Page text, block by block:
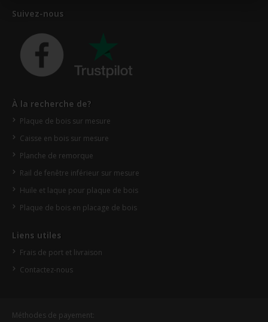
Suivez-nous
À la recherche de?
Plaque de bois sur mesure
Caisse en bois sur mesure
Planche de remorque
Rail de fenêtre inférieur sur mesure
Huile et laque pour plaque de bois
Plaque de bois en placage de bois
Liens utiles
Frais de port et livraison
Contactez-nous
Méthodes de payement: